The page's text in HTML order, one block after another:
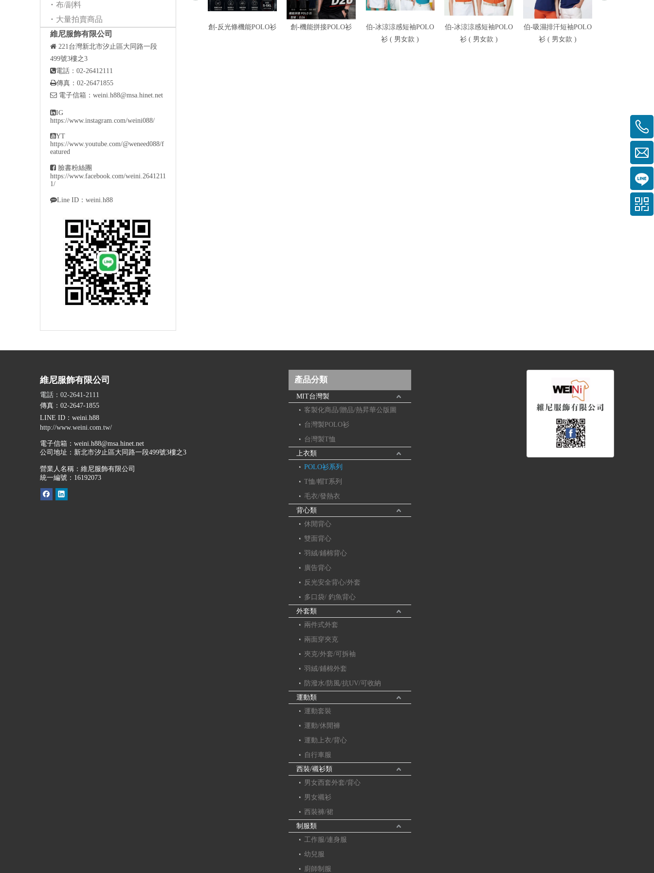
布/副料
大量拍賣商品
維尼服飾有限公司
 221台灣新北市汐止區大同路一段
499號3樓之3
電話：02-26412111
傳真：02-26471855
 電子信箱： weini.h88@msa.hinet.net
IG
https://www.instagram.com/weini088/
YT
https://www.youtube.com/@weneed088/f
eatured
 臉書粉絲團
https://www.facebook.com/weini.2641211
1/
Line ID：weini.h88
創-反光條機能POLO衫 創-機能拼接POLO衫
伯-冰涼涼感短袖POLO
衫 ( 男女款 )
伯-冰涼涼感短袖POLO
衫 ( 男女款 )
伯-吸濕排汗短袖POLO
衫 ( 男女款 )
維尼服飾有限公司
電話：02-2641-2111
傳真：02-2647-1855
LINE ID ：weini.h88
http://www.weini.com.tw/
電子信箱： weini.h88@msa.hinet.net
公司地址： 新北市汐止區大同路一段499號3樓之3
營業人名稱：維尼服飾有限公司
統一編號：16192073
產品分類
MIT台灣製
客製化商品/贈品/熱昇華公版圖
台灣製POLO衫
台灣製T恤
上衣類
POLO衫系列
T恤/帽T系列
毛衣/發熱衣
背心類
休閒背心
雙面背心
羽絨/鋪棉背心
廣告背心
反光安全背心/外套
多口袋/ 釣魚背心
外套類
兩件式外套
兩面穿夾克
夾克/外套/可拆袖
羽絨/鋪棉外套
防潑水/防風/抗UV/可收納
運動類
運動套裝
運動/休閒褲
運動上衣/背心
自行車服
西裝/襯衫類
男女西套外套/背心
男女襯衫
西裝褲/裙
制服類
工作服/連身服
幼兒服
廚師制服